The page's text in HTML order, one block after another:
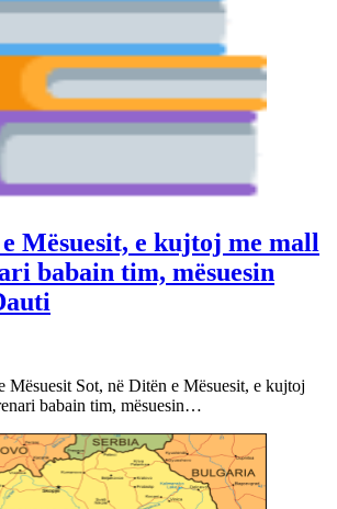
Mësuesit, e kujtoj me mall
babain tim, mësuesin
Mësuesit Sot, në Ditën e Mësuesit, e kujtoj
babain tim, mësuesin…